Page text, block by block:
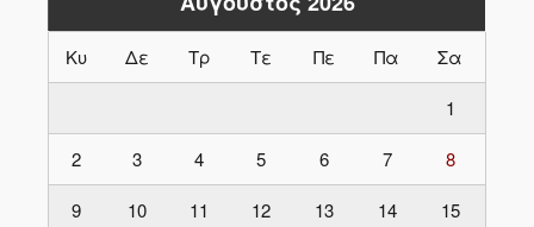
Κυ Δε Τρ Τε Πε Πα Σα
1
2 3 4 5 6 7 8
9 10 11 12 13 14 15